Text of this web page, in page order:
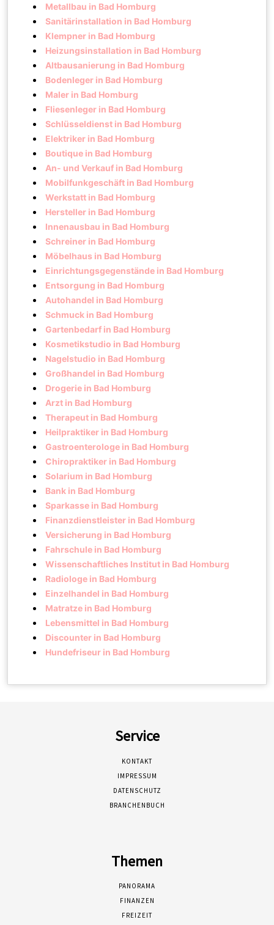
Metallbau in Bad Homburg
Sanitärinstallation in Bad Homburg
Klempner in Bad Homburg
Heizungsinstallation in Bad Homburg
Altbausanierung in Bad Homburg
Bodenleger in Bad Homburg
Maler in Bad Homburg
Fliesenleger in Bad Homburg
Schlüsseldienst in Bad Homburg
Elektriker in Bad Homburg
Boutique in Bad Homburg
An- und Verkauf in Bad Homburg
Mobilfunkgeschäft in Bad Homburg
Werkstatt in Bad Homburg
Hersteller in Bad Homburg
Innenausbau in Bad Homburg
Schreiner in Bad Homburg
Möbelhaus in Bad Homburg
Einrichtungsgegenstände in Bad Homburg
Entsorgung in Bad Homburg
Autohandel in Bad Homburg
Schmuck in Bad Homburg
Gartenbedarf in Bad Homburg
Kosmetikstudio in Bad Homburg
Nagelstudio in Bad Homburg
Großhandel in Bad Homburg
Drogerie in Bad Homburg
Arzt in Bad Homburg
Therapeut in Bad Homburg
Heilpraktiker in Bad Homburg
Gastroenterologe in Bad Homburg
Chiropraktiker in Bad Homburg
Solarium in Bad Homburg
Bank in Bad Homburg
Sparkasse in Bad Homburg
Finanzdienstleister in Bad Homburg
Versicherung in Bad Homburg
Fahrschule in Bad Homburg
Wissenschaftliches Institut in Bad Homburg
Radiologe in Bad Homburg
Einzelhandel in Bad Homburg
Matratze in Bad Homburg
Lebensmittel in Bad Homburg
Discounter in Bad Homburg
Hundefriseur in Bad Homburg
Service
KONTAKT
IMPRESSUM
DATENSCHUTZ
BRANCHENBUCH
Themen
PANORAMA
FINANZEN
FREIZEIT